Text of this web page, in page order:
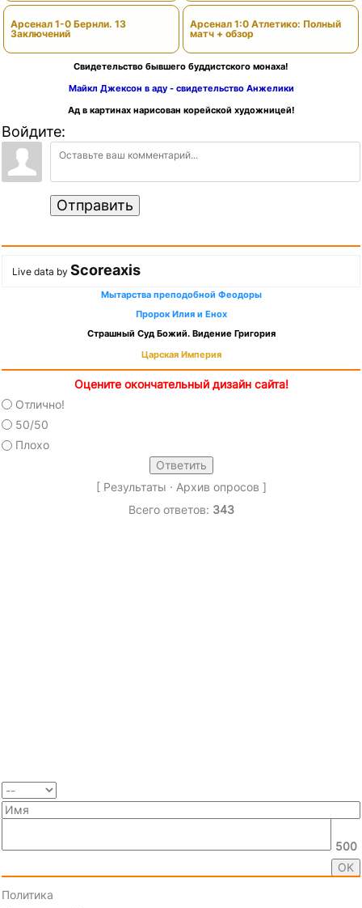
Арсенал 1-0 Бернли. 13
Заключений
Арсенал 1:0 Атлетико: Полный
матч + обзор
Свидетельство бывшего буддистского монаха!
Майкл Джексон в аду - свидетельство Анжелики
Ад в картинах нарисован корейской художницей!
Войдите:
Отправить
Live data by Scoreaxis
Мытарства преподобной Феодоры
Пророк Илия и Енох
Страшный Суд Божий. Видение Григория
Царская Империя
Оцените окончательный дизайн сайта!
Отлично!
50/50
Плохо
[ Результаты · Архив опросов ]
Всего ответов: 343
500
Политика